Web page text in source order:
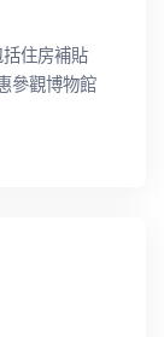
住房補貼
參觀博物館